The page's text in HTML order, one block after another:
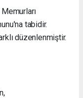
tabidir.
düzenlenmiştir.